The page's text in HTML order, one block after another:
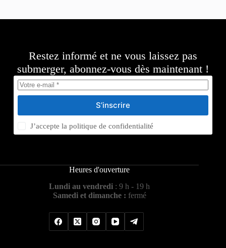
Restez informé et ne vous laissez pas
submerger, abonnez-vous dès maintenant !
S’inscrire
J’accepte lapolitique de confidentialité
Heures d'ouverture
Lundi au vendredi : 9 h - 19 h
Samedi et dimanche : fermé